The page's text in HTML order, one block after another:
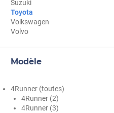
Dodge
Dongfeng
Eagle
Ferrari
Suzuki
Toyota
Volkswagen
Volvo
Modèle
4Runner (toutes)
4Runner (2)
4Runner (3)